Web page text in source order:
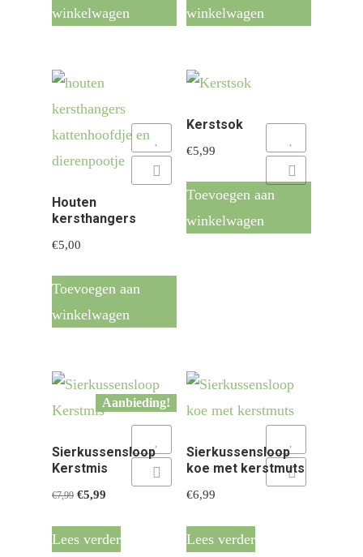
winkelwagen
winkelwagen
Houten
kersthangers
€5,00
Toevoegen aan
winkelwagen
Add to Compare
Add to Wishlist
Kerstsok
€5,99
Toevoegen aan
winkelwagen
Add to Compare
Aanbieding!
Sierkussensloop
Kerstmis
€7,99 Oorspronkelijke
was:
€5,99
is:
Lees verder
Add to Compare
Add to Wishlist
Sierkussensloop
koe met kerstmuts
€6,99
Lees verder
Add to Compare
Add to Wishlist